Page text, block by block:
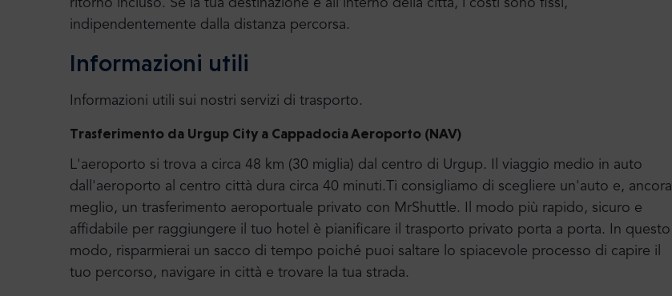
ritorno incluso. Se la tua destinazione è all'interno della città, i costi sono fissi,
indipendentemente dalla distanza percorsa.
Informazioni utili
Informazioni utili sui nostri servizi di trasporto.
Trasferimento da Urgup City a Cappadocia Aeroporto (NAV)
L'aeroporto si trova a circa 48 km (30 miglia) dal centro di Urgup. Il viaggio medio in auto
dall'aeroporto al centro città dura circa 40 minuti.Ti consigliamo di scegliere un'auto e, ancora
meglio, un trasferimento aeroportuale privato con MrShuttle. Il modo più rapido, sicuro e
affidabile per raggiungere il tuo hotel è pianificare il trasporto privato porta a porta. In questo
modo, risparmierai un sacco di tempo poiché puoi saltare lo spiacevole processo di capire il
tuo percorso, navigare in città e trovare la tua strada.